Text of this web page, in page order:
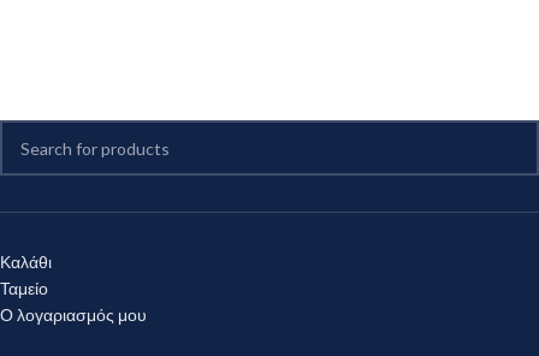
Καλάθι
Ταμείο
Ο λογαριασμός μου